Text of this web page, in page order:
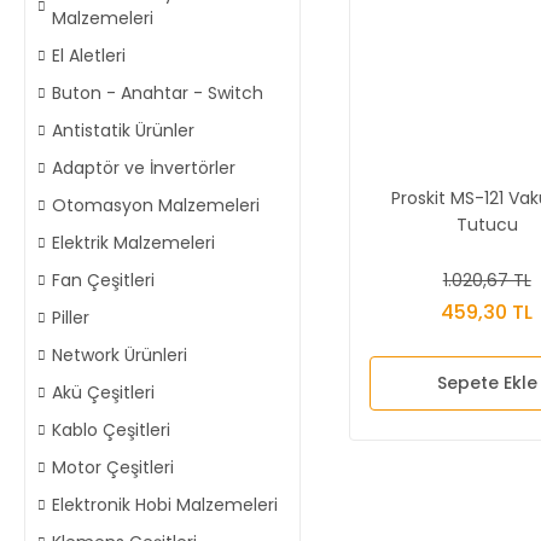
Malzemeleri
El Aletleri
Buton - Anahtar - Switch
Antistatik Ürünler
Adaptör ve İnvertörler
Otomasyon Malzemeleri
Elektrik Malzemeleri
Fan Çeşitleri
Piller
Network Ürünleri
Akü Çeşitleri
Kablo Çeşitleri
Motor Çeşitleri
Elektronik Hobi Malzemeleri
Proskit MS-121
Tutucu
1.020,67 TL
459,30 TL
Sepete Ekle